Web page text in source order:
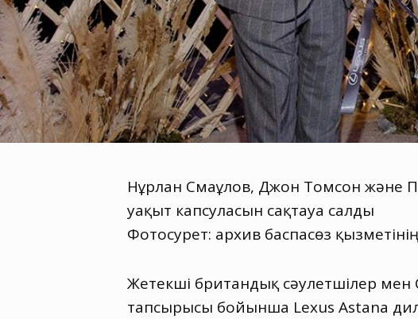
Нұрлан Смағұлов, Джон Томсон және
уақыт капсуласын сақтауға салды
Фотосурет: архив баспасөз
Жетекші британдық сәулетшілер
тапсырысы бойынша Lexus Astana